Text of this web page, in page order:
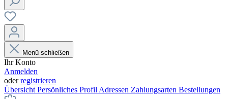
Menü schließen
Ihr Konto
Anmelden
oderregistrieren
Übersicht Persönliches Profil Adressen Zahlungsarten Bestellungen